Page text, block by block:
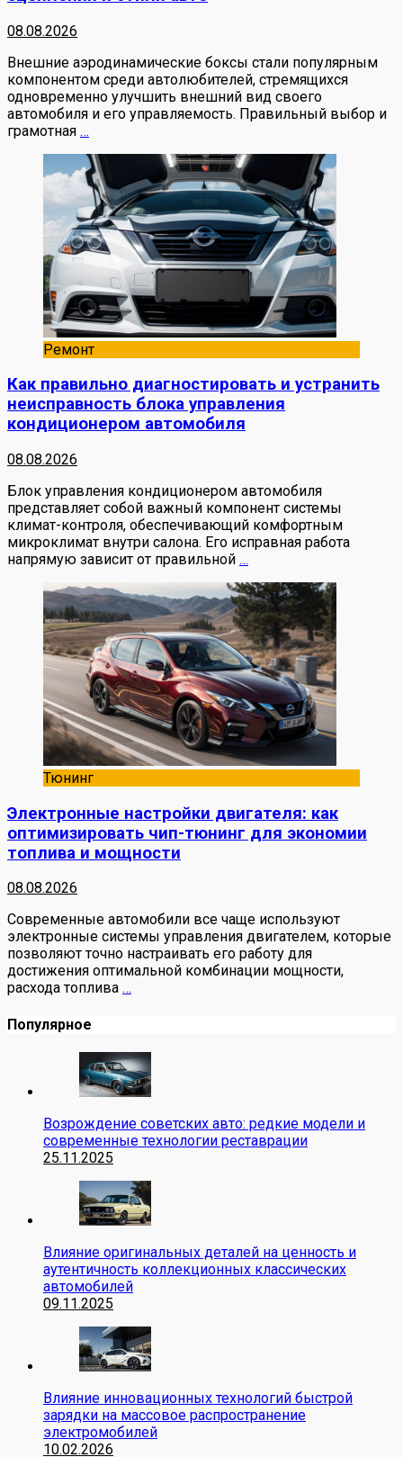
08.08.2026
Внешние аэродинамические боксы стали популярным
компонентом среди автолюбителей, стремящихся
одновременно улучшить внешний вид своего
автомобиля и его управляемость. Правильный выбор и
грамотная …
Ремонт
Как правильно диагностировать и устранить
неисправность блока управления
кондиционером автомобиля
08.08.2026
Блок управления кондиционером автомобиля
представляет собой важный компонент системы
климат-контроля, обеспечивающий комфортным
микроклимат внутри салона. Его исправная работа
напрямую зависит от правильной …
Тюнинг
Электронные настройки двигателя: как
оптимизировать чип-тюнинг для экономии
топлива и мощности
08.08.2026
Современные автомобили все чаще используют
электронные системы управления двигателем, которые
позволяют точно настраивать его работу для
достижения оптимальной комбинации мощности,
расхода топлива …
Популярное
Возрождение советских авто: редкие модели и
современные технологии реставрации
25.11.2025
Влияние оригинальных деталей на ценность и
аутентичность коллекционных классических
автомобилей
09.11.2025
Влияние инновационных технологий быстрой
зарядки на массовое распространение
электромобилей
10.02.2026